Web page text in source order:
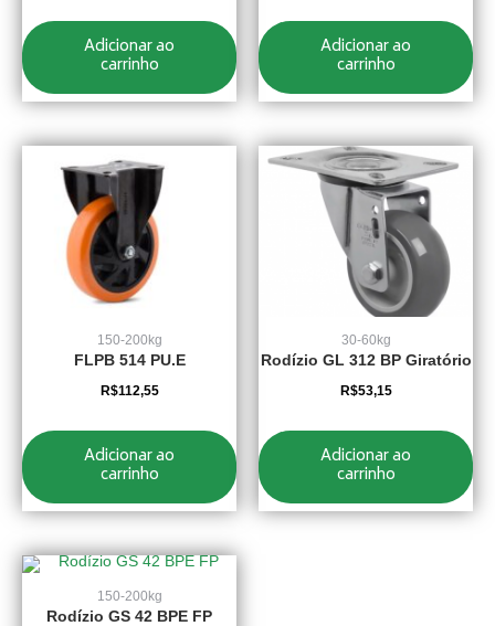
Adicionar ao
carrinho
Adicionar ao
carrinho
150-200kg
FLPB 514 PU.E
R$112,55
Adicionar ao
carrinho
30-60kg
Rodízio GL 312 BP Giratório
R$53,15
Adicionar ao
carrinho
150-200kg
Rodízio GS 42 BPE FP